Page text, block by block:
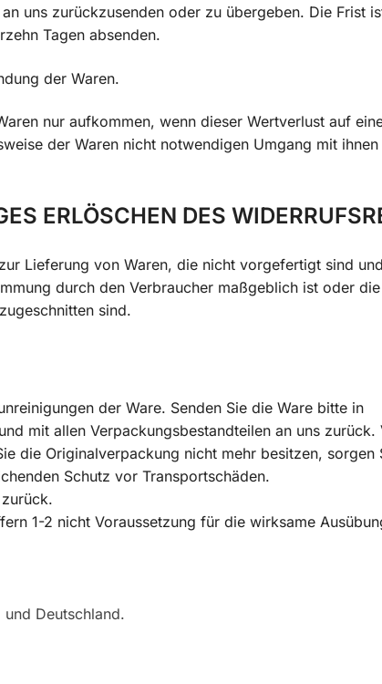
uns zurückzusenden oder zu übergeben. Die Frist
Tagen absenden.
der Waren.
nur aufkommen, wenn dieser Wertverlust auf
der Waren nicht notwendigen Umgang mit ihnen
ERLÖSCHEN DES
Lieferung von Waren, die nicht vorgefertigt sind
durch den Verbraucher maßgeblich ist oder
sind.
der Ware. Senden Sie die Ware bitte in
mit allen Verpackungsbestandteilen an uns zurück.
die Originalverpackung nicht mehr besitzen, sorgen
Schutz vor Transportschäden.
1-2 nicht Voraussetzung für die wirksame
Deutschland.